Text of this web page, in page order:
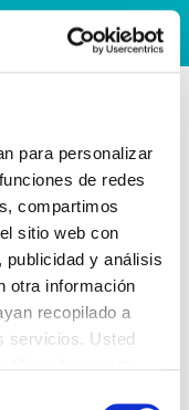
para personalizar
de redes
compartimos
sitio web con
y análisis
otra información
recopilado a
servicios. Usted